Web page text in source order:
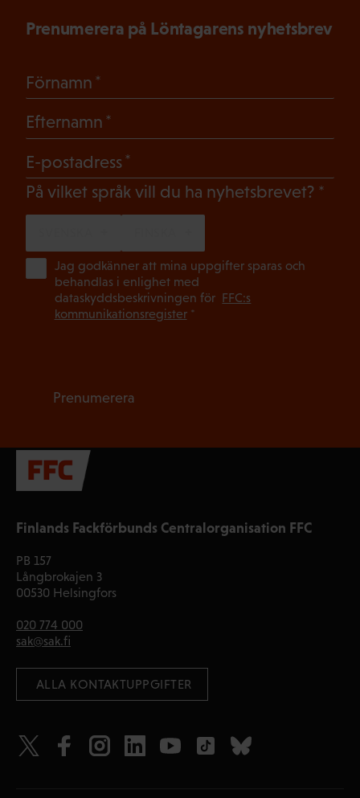
Finlands Fackförbunds Centralorganisation FFC
PB 157
Långbrokajen 3
00530 Helsingfors
020 774 000
sak@sak.fi
ALLA KONTAKTUPPGIFTER
Prenumerera på Löntagarens nyhetsbrev
Förnamn
Efternamn
E-postadress
På vilket språk vill du ha nyhetsbrevet?
Jag godkänner att mina uppgifter sparas och
behandlas i enlighet med
dataskyddsbeskrivningen för FFC:s
kommunikationsregister*
Prenumerera